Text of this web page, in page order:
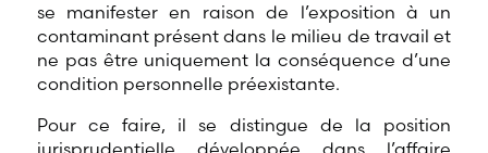
se manifester en raison de l’exposition à un
contaminant présent dans le milieu de travail et
ne pas être uniquement la conséquence d’une
condition personnelle préexistante.
Pour ce faire, il se distingue de la position
jurisprudentielle développée dans l’affaire